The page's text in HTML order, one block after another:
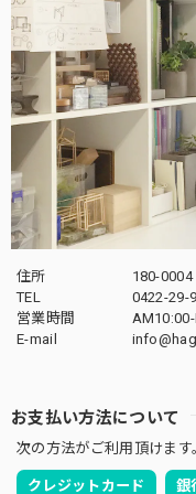
住所
180-
TEL
0422-29-
営業時間
E-mail
お支払い方法について
次の方法がご利用頂けます
クレジットカード 銀